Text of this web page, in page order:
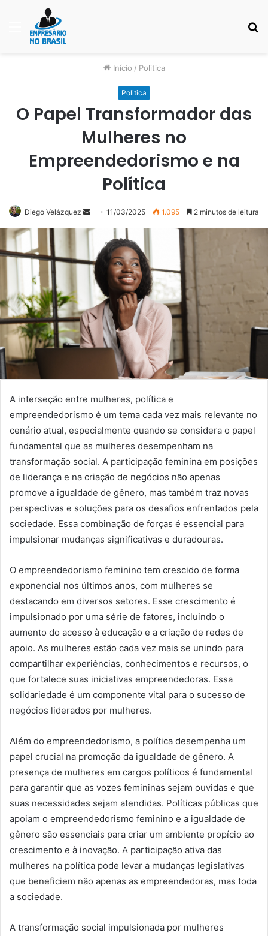
Menu
Início / Politica
Politica
O Papel Transformador das
Mulheres no
Empreendedorismo e na
Política
Diego Velázquez
Mande
um
mail
11/03/2025 1.095 2 minutos de leitura
A interseção entre mulheres, política e
empreendedorismo é um tema cada vez mais relevante no
cenário atual, especialmente quando se considera o papel
fundamental que as mulheres desempenham na
transformação social. A participação feminina em posições
de liderança e na criação de negócios não apenas
promove a igualdade de gênero, mas também traz novas
perspectivas e soluções para os desafios enfrentados pela
sociedade. Essa combinação de forças é essencial para
impulsionar mudanças significativas e duradouras.
O empreendedorismo feminino tem crescido de forma
exponencial nos últimos anos, com mulheres se
destacando em diversos setores. Esse crescimento é
impulsionado por uma série de fatores, incluindo o
aumento do acesso à educação e a criação de redes de
apoio. As mulheres estão cada vez mais se unindo para
compartilhar experiências, conhecimentos e recursos, o
que fortalece suas iniciativas empreendedoras. Essa
solidariedade é um componente vital para o sucesso de
negócios liderados por mulheres.
Além do empreendedorismo, a política desempenha um
papel crucial na promoção da igualdade de gênero. A
presença de mulheres em cargos políticos é fundamental
para garantir que as vozes femininas sejam ouvidas e que
suas necessidades sejam atendidas. Políticas públicas que
apoiam o empreendedorismo feminino e a igualdade de
gênero são essenciais para criar um ambiente propício ao
crescimento e à inovação. A participação ativa das
mulheres na política pode levar a mudanças legislativas
que beneficiem não apenas as empreendedoras, mas toda
a sociedade.
A transformação social impulsionada por mulheres